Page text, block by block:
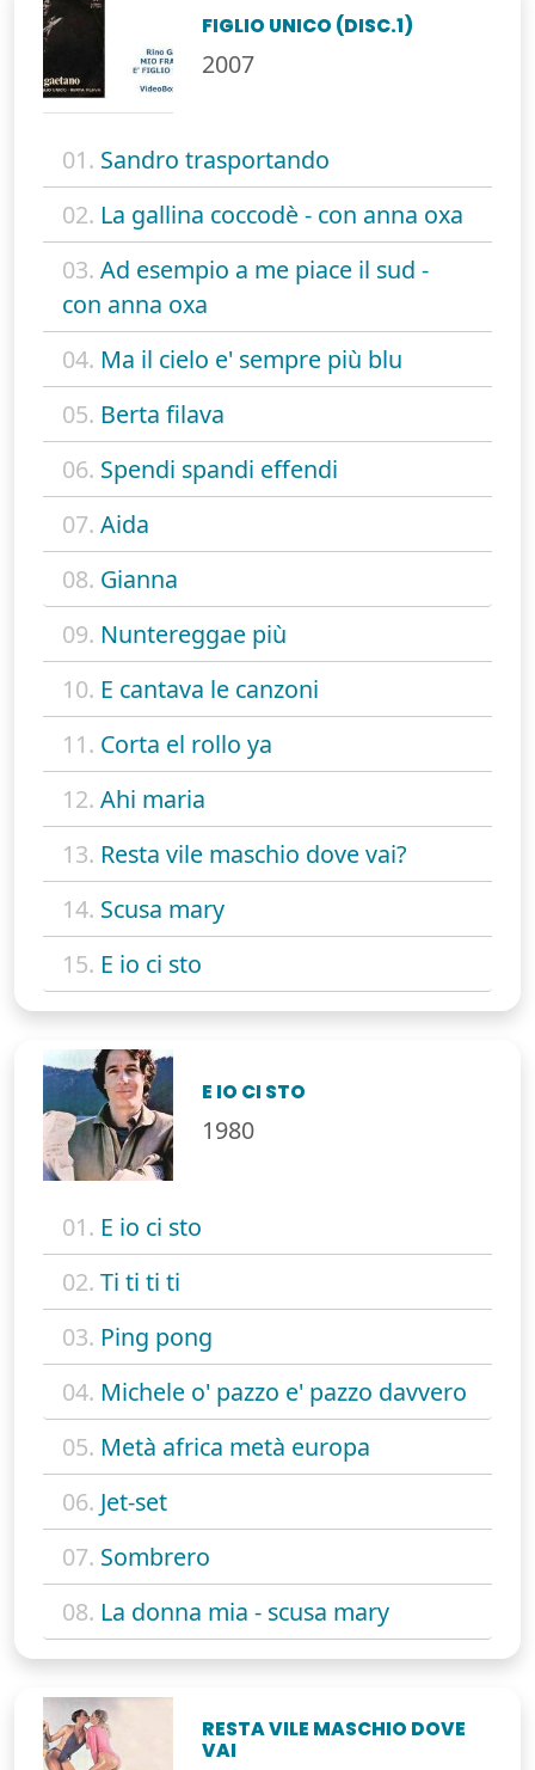
FIGLIO UNICO (DISC.1)
2007
01. Sandro trasportando
02. La gallina coccodè - con anna oxa
03. Ad esempio a me piace il sud -
con anna oxa
04. Ma il cielo e' sempre più blu
05. Berta filava
06. Spendi spandi effendi
07. Aida
08. Gianna
09. Nuntereggae più
10. E cantava le canzoni
11. Corta el rollo ya
12. Ahi maria
13. Resta vile maschio dove vai?
14. Scusa mary
15. E io ci sto
E IO CI STO
1980
01. E io ci sto
02. Ti ti ti ti
03. Ping pong
04. Michele o' pazzo e' pazzo davvero
05. Metà africa metà europa
06. Jet-set
07. Sombrero
08. La donna mia - scusa mary
RESTA VILE MASCHIO DOVE
VAI